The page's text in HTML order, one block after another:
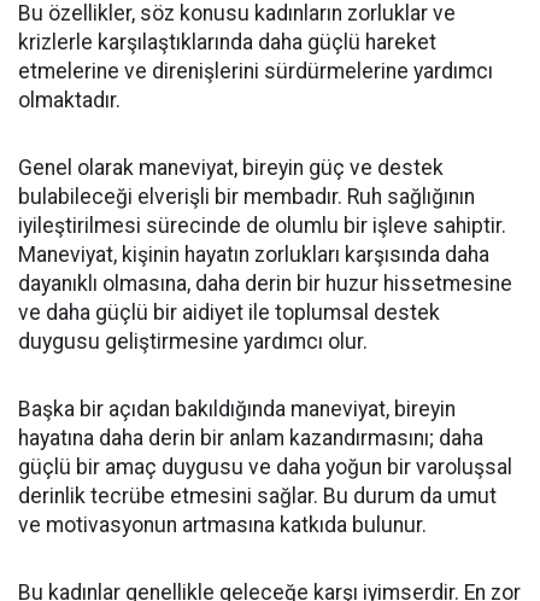
Bu özellikler, söz konusu kadınların zorluklar ve
krizlerle karşılaştıklarında daha güçlü hareket
etmelerine ve direnişlerini sürdürmelerine yardımcı
olmaktadır.
Genel olarak maneviyat, bireyin güç ve destek
bulabileceği elverişli bir membadır. Ruh sağlığının
iyileştirilmesi sürecinde de olumlu bir işleve sahiptir.
Maneviyat, kişinin hayatın zorlukları karşısında daha
dayanıklı olmasına, daha derin bir huzur hissetmesine
ve daha güçlü bir aidiyet ile toplumsal destek
duygusu geliştirmesine yardımcı olur.
Başka bir açıdan bakıldığında maneviyat, bireyin
hayatına daha derin bir anlam kazandırmasını; daha
güçlü bir amaç duygusu ve daha yoğun bir varoluşsal
derinlik tecrübe etmesini sağlar. Bu durum da umut
ve motivasyonun artmasına katkıda bulunur.
Bu kadınlar genellikle geleceğe karşı iyimserdir. En zor